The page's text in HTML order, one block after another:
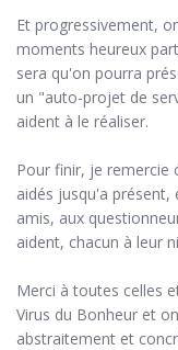
Et progressivement,
moments heureux
sera qu'on pourra
un "auto-projet de
aident à le réaliser.
Pour finir, je remercie
aidés jusqu'a présent,
amis, aux
aident, chacun à leur
Merci à toutes celles
Virus du Bonheur et
abstraitement et